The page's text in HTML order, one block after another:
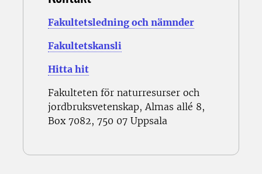
Fakultetsledning och nämnder
Fakultetskansli
Hitta hit
Fakulteten för naturresurser och
jordbruksvetenskap, Almas allé 8,
Box 7082, 750 07 Uppsala